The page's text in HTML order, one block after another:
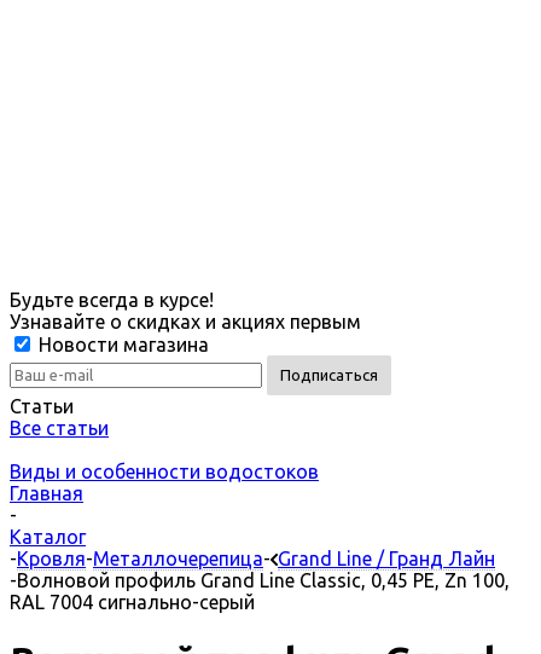
Будьте всегда в курсе!
Узнавайте о скидках и акциях первым
Новости магазина
Статьи
Все статьи
Виды и особенности водостоков
Главная
-
Каталог
-Кровля-Металлочерепица- Grand Line / Гранд Лайн
-Волновой профиль Grand Line Classic, 0,45 PE, Zn 100,
RAL 7004 сигнально-серый